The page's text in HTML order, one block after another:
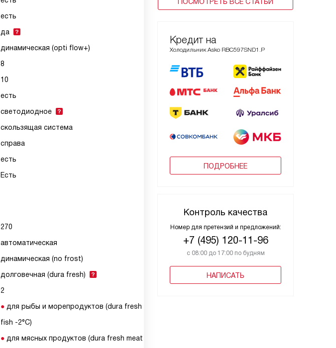
Кредит на
Холодильник Asko RBC597SND1.P
ПОДРОБНЕЕ
Контроль качества
Номер для претензий и предложений:
+7 (495) 120-11-96
с 08:00 до 17:00 по будням
НАПИСАТЬ
есть
да
динамическая (opti flow+)
8
10
есть
светодиодное
скользящая система
справа
есть
Есть
270
автоматическая
динамическая (no frost)
долговечная (dura fresh)
2
для рыбы и морепродуктов (dura fresh
fish -2°C)
для мясных продуктов (dura fresh meat